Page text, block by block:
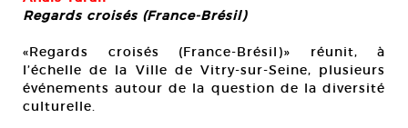
Regards croisés (France-Brésil)
«Regards croisés (France-Brésil)» réunit, à
l’échelle de la Ville de Vitry-sur-Seine, plusieurs
événements autour de la question de la diversité
culturelle.